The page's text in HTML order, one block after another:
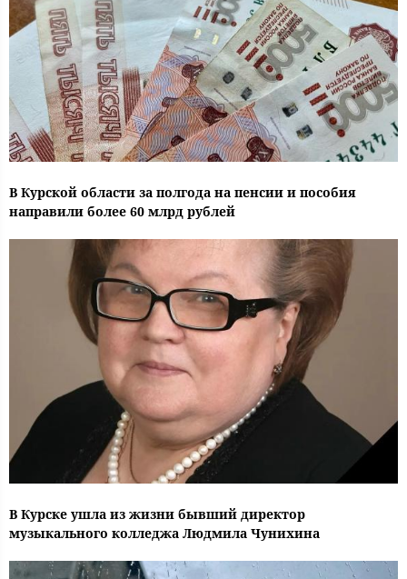
В Курской области за полгода на пенсии и пособия
направили более 60 млрд рублей
В Курске ушла из жизни бывший директор
музыкального колледжа Людмила Чунихина